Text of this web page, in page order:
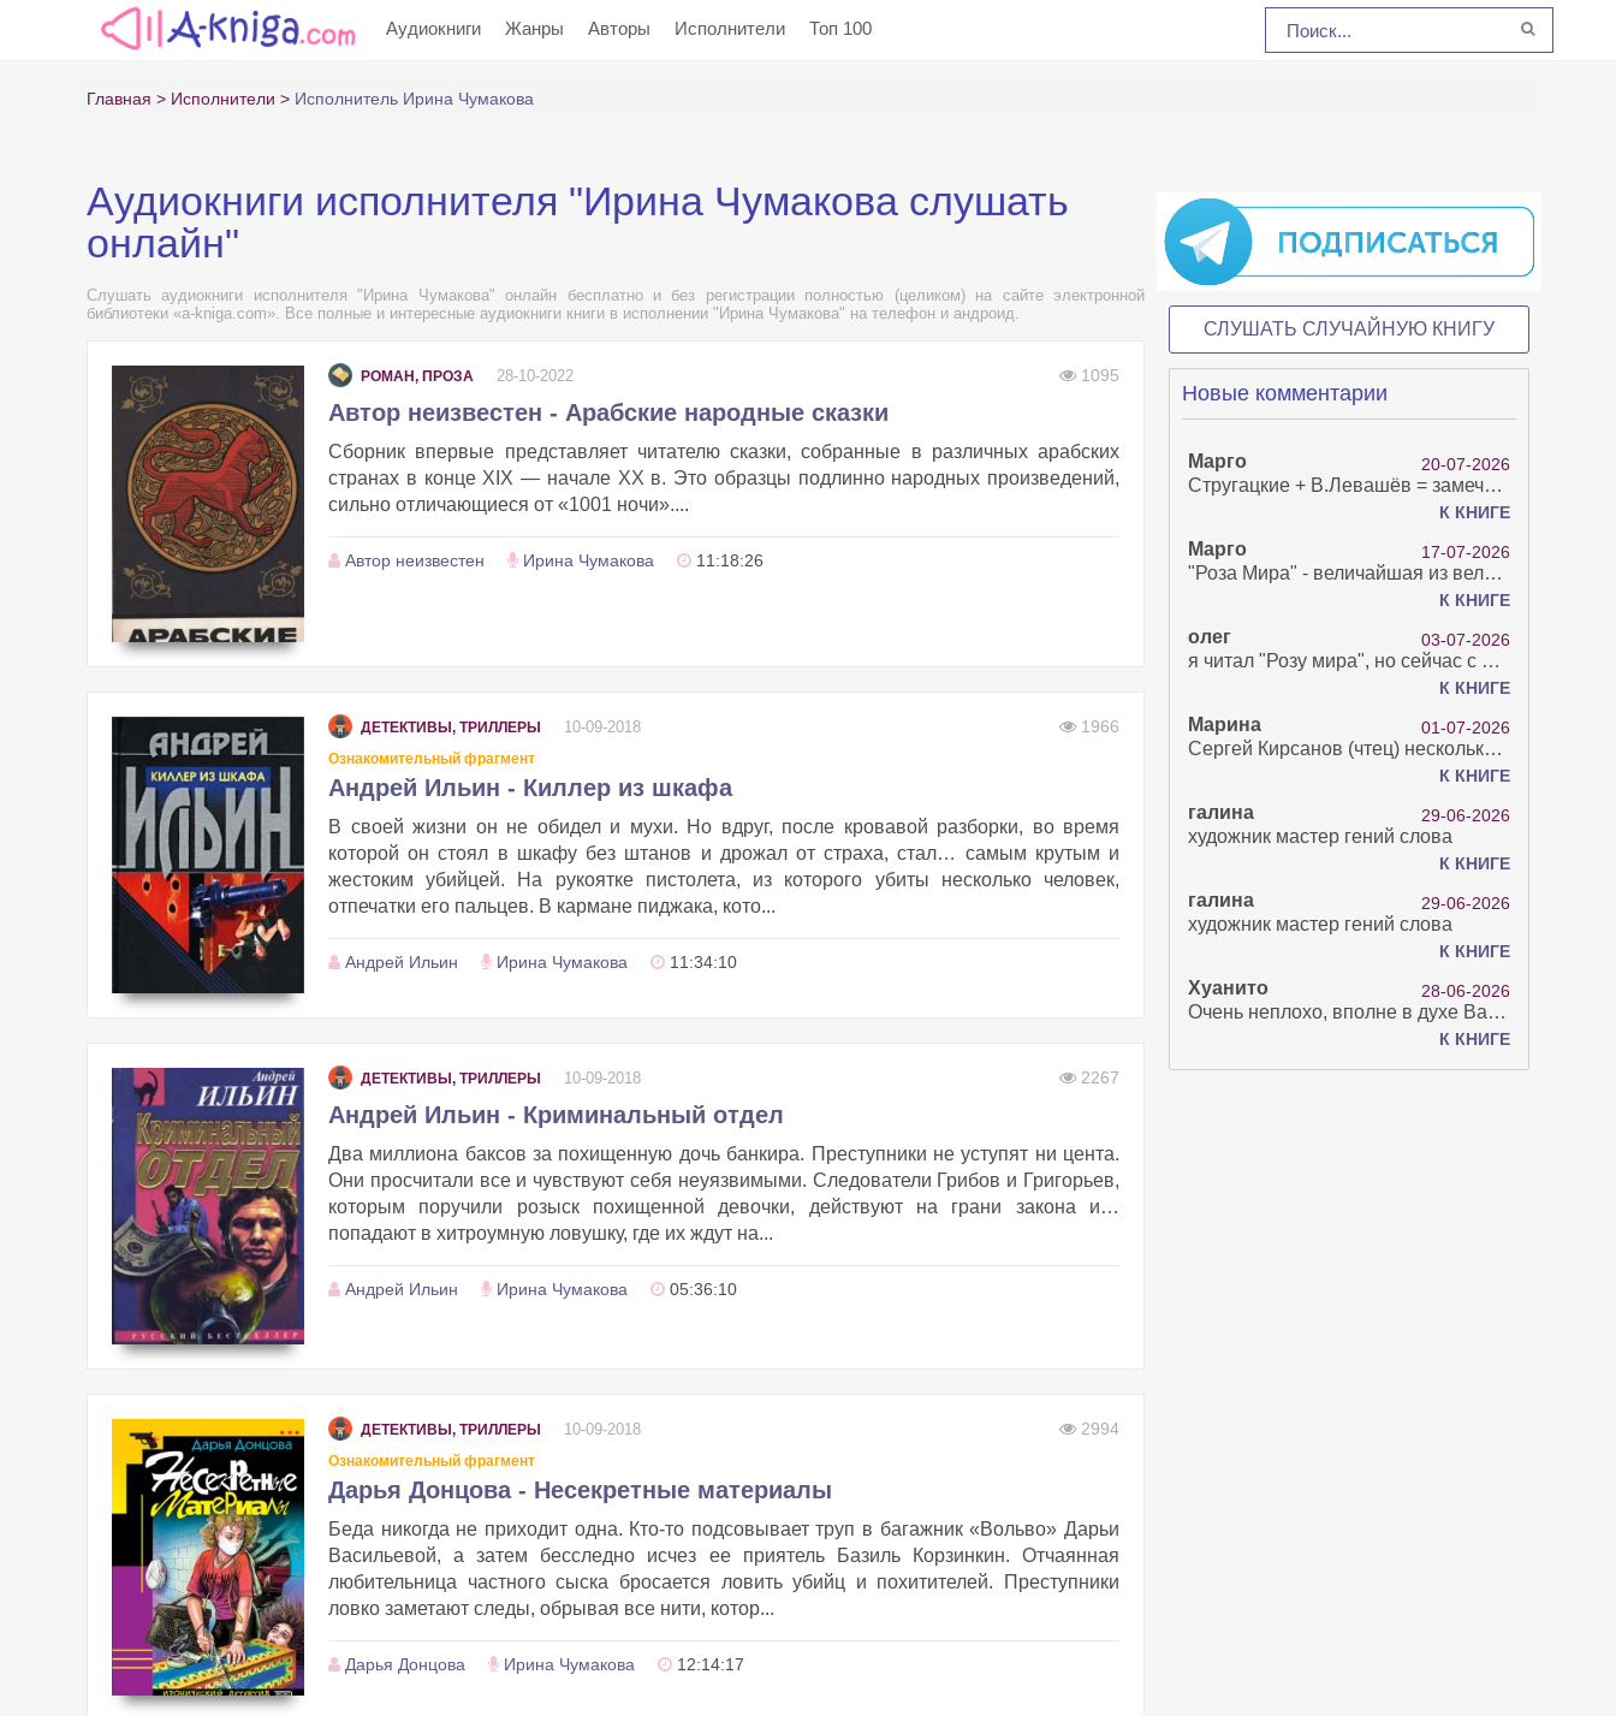
Аудиокниги Жанры Авторы Исполнители Топ 100
Главная Исполнители Исполнитель Ирина Чумакова
Аудиокниги исполнителя "Ирина Чумакова слушать
онлайн"
Слушать аудиокниги исполнителя "Ирина Чумакова" онлайн бесплатно и без регистрации полностью (целиком) на сайте электронной
библиотеки «a-kniga.com». Все полные и интересные аудиокниги книги в исполнении "Ирина Чумакова" на телефон и андроид.
РОМАН, ПРОЗА 28-10-2022 1095
Автор неизвестен - Арабские народные сказки
Сборник впервые представляет читателю сказки, собранные в различных арабских
странах в конце XIX — начале XX в. Это образцы подлинно народных произведений,
сильно отличающиеся от «1001 ночи»....
Автор неизвестен Ирина Чумакова 11:18:26
ДЕТЕКТИВЫ, ТРИЛЛЕРЫ 10-09-2018 1966
Ознакомительный фрагмент
Андрей Ильин - Киллер из шкафа
В своей жизни он не обидел и мухи. Но вдруг, после кровавой разборки, во время
которой он стоял в шкафу без штанов и дрожал от страха, стал… самым крутым и
жестоким убийцей. На рукоятке пистолета, из которого убиты несколько человек,
отпечатки его пальцев. В кармане пиджака, кото...
Андрей Ильин Ирина Чумакова 11:34:10
ДЕТЕКТИВЫ, ТРИЛЛЕРЫ 10-09-2018 2267
Андрей Ильин - Криминальный отдел
Два миллиона баксов за похищенную дочь банкира. Преступники не уступят ни цента.
Они просчитали все и чувствуют себя неуязвимыми. Следователи Грибов и Григорьев,
которым поручили розыск похищенной девочки, действуют на грани закона и…
попадают в хитроумную ловушку, где их ждут на...
Андрей Ильин Ирина Чумакова 05:36:10
ДЕТЕКТИВЫ, ТРИЛЛЕРЫ 10-09-2018 2994
Ознакомительный фрагмент
Дарья Донцова - Несекретные материалы
Беда никогда не приходит одна. Кто-то подсовывает труп в багажник «Вольво» Дарьи
Васильевой, а затем бесследно исчез ее приятель Базиль Корзинкин. Отчаянная
любительница частного сыска бросается ловить убийц и похитителей. Преступники
ловко заметают следы, обрывая все нити, котор...
Дарья Донцова Ирина Чумакова 12:14:17
СЛУШАТЬ СЛУЧАЙНУЮ КНИГУ
Новые комментарии
Марго 20-07-2026
Стругацкие + В.Левашёв = замечательно!
К КНИГЕ
Марго 17-07-2026
"Роза Мира" - величайшая из великих Книг - она отвечает на все вопросы, прочитать её нелегко...
К КНИГЕ
олег 03-07-2026
я читал "Розу мира", но сейчас с возрастом зрение рухнуло. Но хочется ещё почитать. Просто захватывает. Хорошо, что есть А КНИГА. Спасибо за вашу работу.
К КНИГЕ
Марина 01-07-2026
Сергей Кирсанов (чтец) несколько раз рыгнул в микрофон. В наушниках это было хорошо слышно и сильно неприятно. Я понимаю, что это бесплатная аудиокнига, но не до такой же степени наплевать на слушателя..
К КНИГЕ
галина 29-06-2026
художник мастер гений слова
К КНИГЕ
галина 29-06-2026
художник мастер гений слова
К КНИГЕ
Хуанито 28-06-2026
Очень неплохо, вполне в духе Варго!)
К КНИГЕ